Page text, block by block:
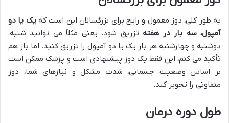
به طور کلی، دوز معمول و رایج برای بزرگسالان این است کهیک یا دو
آمپول، سه بار در هفته تزریق شود. یعنی مثلاً می توانید شنبه،
دوشنبه و چهارشنبه هر بار یک یا دو آمپول را تزریق کنید. اما باز هم
تأکید می کنم، این فقط یک دوز پیشنهادی است و پزشک ممکن است
بر اساس وضعیت جسمانی، شدت مشکل و نیازهای شما، دوز
متفاوتی را تجویز کند.
طول دوره درمان